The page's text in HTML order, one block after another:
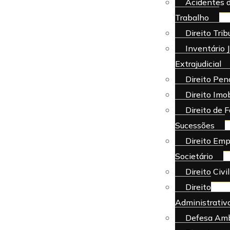
Acidentes
Trabalho
Direito
Inventário
Extrajudicial
Direito
Direito
Direito de
Sucessões
Direito
Societário
Direito Civil
Direito
Defesa